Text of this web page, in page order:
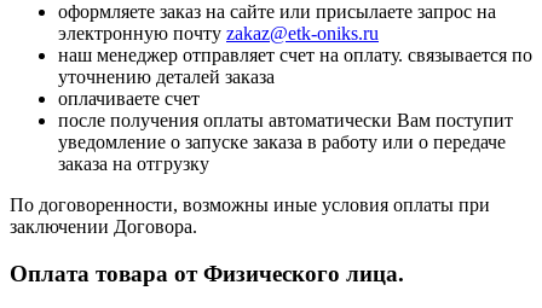
оформляете заказ на сайте или присылаете запрос на
электронную почту zakaz@etk-oniks.ru
наш менеджер отправляет счет на оплату. связывается по
уточнению деталей заказа
оплачиваете счет
после получения оплаты автоматически Вам поступит
уведомление о запуске заказа в работу или о передаче
заказа на отгрузку
По договоренности, возможны иные условия оплаты при
заключении Договора.
Оплата товара от Физического лица.